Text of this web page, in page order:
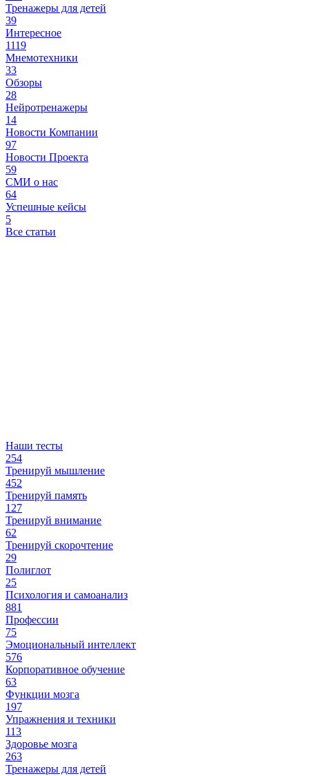
Тренажеры для детей
39
Интересное
1119
Мнемотехники
33
Обзоры
28
Нейротренажеры
14
Новости Компании
97
Новости Проекта
59
СМИ о нас
64
Успешные кейсы
5
Все статьи
Наши тесты
254
Тренируй мышление
452
Тренируй память
127
Тренируй внимание
62
Тренируй скорочтение
29
Полиглот
25
Психология и самоанализ
881
Профессии
75
Эмоциональный интеллект
576
Корпоративное обучение
63
Функции мозга
197
Упражнения и техники
113
Здоровье мозга
263
Тренажеры для детей